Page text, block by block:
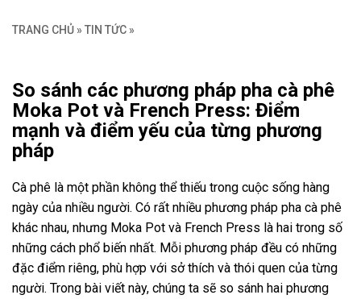
TRANG CHỦ » TIN TỨC »
So sánh các phương pháp pha cà phê
Moka Pot và French Press: Điểm
mạnh và điểm yếu của từng phương
pháp
Cà phê là một phần không thể thiếu trong cuộc sống hàng
ngày của nhiều người. Có rất nhiều phương pháp pha cà phê
khác nhau, nhưng Moka Pot và French Press là hai trong số
những cách phổ biến nhất. Mỗi phương pháp đều có những
đặc điểm riêng, phù hợp với sở thích và thói quen của từng
người. Trong bài viết này, chúng ta sẽ so sánh hai phương